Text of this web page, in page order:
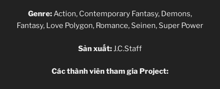
Genre:Action, Contemporary Fantasy, Demons,
Fantasy, Love Polygon, Romance, Seinen, Super Power
Sản xuất:J.C.Staff
Các thành viên tham gia Project: